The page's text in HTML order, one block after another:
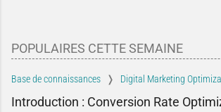
de vie.Sur les
de plateformes de
sans cesse :
dinosaure du
POPULAIRES CETTE SEMAINE
Base de connaissances Digital Marketing
Introduction : Conversion Rate